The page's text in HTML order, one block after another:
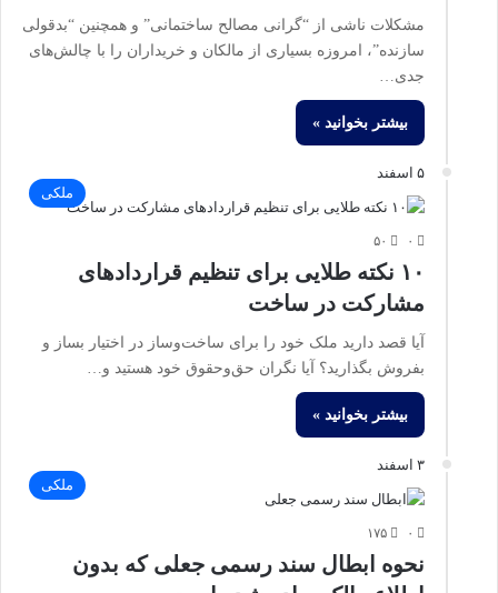
مشکلات ناشی از “گرانی مصالح ساختمانی” و همچنین “بدقولی
سازنده”، امروزه بسیاری از مالکان و خریداران را با چالش‌های
جدی…
بیشتر بخوانید »
۵ اسفند
ملکی
۰ ۵۰
۱۰ نکته طلایی برای تنظیم قراردادهای
مشارکت در ساخت
آیا قصد دارید ملک خود را برای ساخت‌وساز در اختیار بساز و
بفروش بگذارید؟ آیا نگران حق‌وحقوق خود هستید و…
بیشتر بخوانید »
۳ اسفند
ملکی
۰ ۱۷۵
نحوه ابطال سند رسمی جعلی که بدون